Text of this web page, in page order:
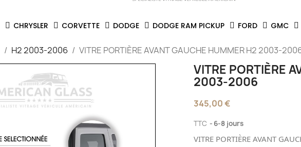
CHRYSLER CORVETTE DODGE DODGE RAM PICKUP FORD GMC
H2 2003-2006 VITRE PORTIÈRE AVANT GAUCHE HUMMER H2 2003-
VITRE PORTIÈRE
2003-2006
345,00 €
TTC 6-8 jours
VITRE PORTIÈRE AVANT